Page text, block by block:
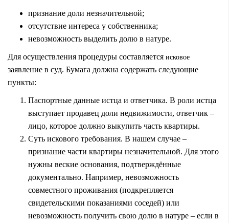
признание доли незначительной;
отсутствие интереса у собственника;
невозможность выделить долю в натуре.
Для осуществления процедуры составляется исковое
заявление в суд. Бумага должна содержать следующие
пункты:
Паспортные данные истца и ответчика. В роли истца
выступает продавец доли недвижимости, ответчик –
лицо, которое должно выкупить часть квартиры.
Суть искового требования. В нашем случае –
признание части квартиры незначительной. Для этого
нужны веские основания, подтверждённые
документально. Например, невозможность
совместного проживания (подкрепляется
свидетельскими показаниями соседей) или
невозможность получить свою долю в натуре – если в